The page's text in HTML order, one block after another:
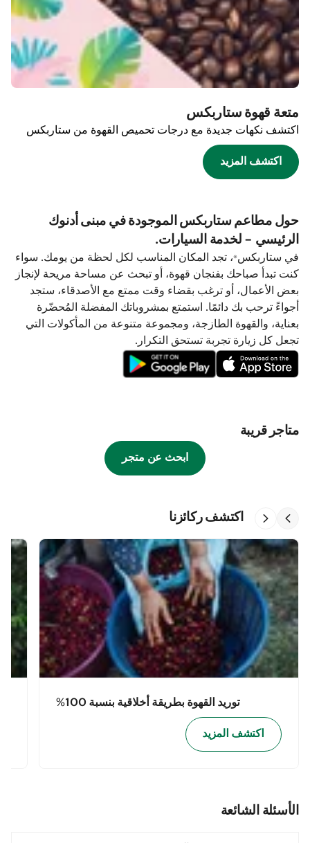
متعة قهوة ستاربكس
اكتشف نكهات جديدة مع درجات تحميص القهوة من ستاربكس
اكتشف المزيد
حول مطاعم ستاربكس الموجودة في مبنى أدنوك
الرئيسي - لخدمة السيارات.
في ستاربكس®، تجد المكان المناسب لكل لحظة من يومك. سواء
كنت تبدأ صباحك بفنجان قهوة، أو تبحث عن مساحة مريحة لإنجاز
بعض الأعمال، أو ترغب بقضاء وقت ممتع مع الأصدقاء، ستجد
أجواءً ترحب بك دائمًا. استمتع بمشروباتك المفضلة المُحضّرة
بعناية، والقهوة الطازجة، ومجموعة متنوعة من المأكولات التي
تجعل كل زيارة تجربة تستحق التكرار.
متاجر قريبة
ابحث عن متجر
اكتشف ركائزنا
توريد القهوة بطريقة أخلاقية بنسبة 100%
اكتشف المزيد
الأسئلة الشائعة